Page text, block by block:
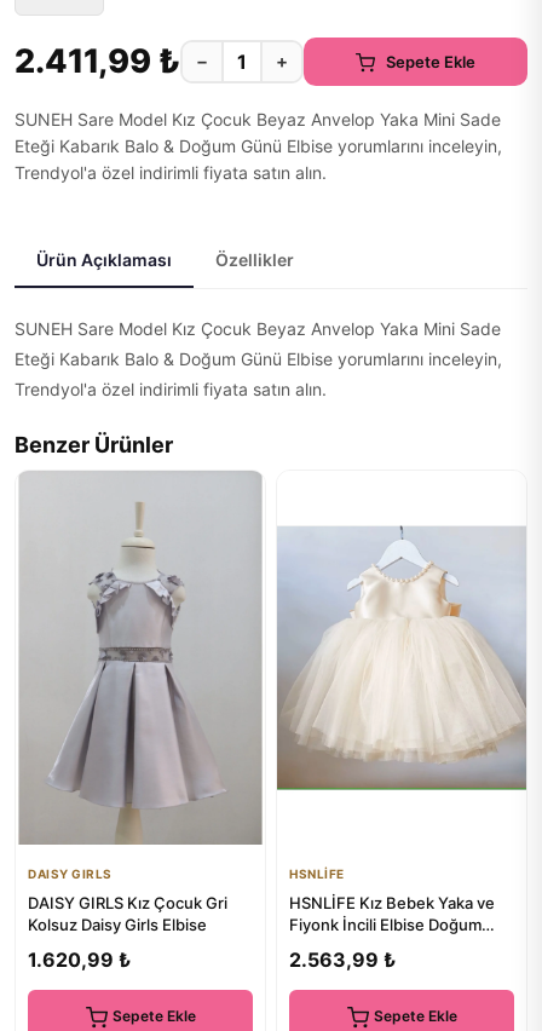
2.411,99 ₺ − + Sepete Ekle
SUNEH Sare Model Kız Çocuk Beyaz Anvelop Yaka Mini Sade
Eteği Kabarık Balo & Doğum Günü Elbise yorumlarını inceleyin,
Trendyol'a özel indirimli fiyata satın alın.
Ürün Açıklaması Özellikler
SUNEH Sare Model Kız Çocuk Beyaz Anvelop Yaka Mini Sade
Eteği Kabarık Balo & Doğum Günü Elbise yorumlarını inceleyin,
Trendyol'a özel indirimli fiyata satın alın.
Benzer Ürünler
DAISY GIRLS
DAISY GIRLS Kız Çocuk Gri
Kolsuz Daisy Girls Elbise
1.620,99 ₺
Sepete Ekle
HSNLİFE
HSNLİFE Kız Bebek Yaka ve
Fiyonk İncili Elbise Doğum
2.563,99 ₺
Sepete Ekle